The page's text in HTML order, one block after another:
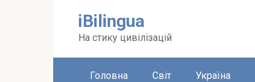
iBilingua
На стику цивілізацій
Головна Світ Україна